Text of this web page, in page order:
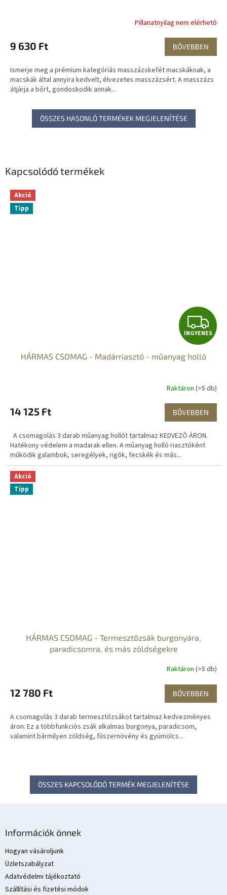
Kapcsolódó termékek
Akció
Tipp
I
N
Y
E
N
S
INGYENES
HÁRMAS CSOMAG - Madárriasztó - műanyag holló
Raktáron (>5 db)
14 125 Ft BŐVEBBEN
A csomagolás 3 darab műanyag hollót tartalmaz KEDVEZŐ ÁRON.
Hatékony védelem a madarak ellen. A műanyag holló riasztóként
működik galambok, seregélyek, rigók, fecskék és más...
Akció
Tipp
HÁRMAS CSOMAG - Termesztőzsák burgonyára,
paradicsomra, és más zöldségekre
Raktáron (>5 db)
12 780 Ft BŐVEBBEN
A csomagolás 3 darab termesztőzsákot tartalmaz kedvezményes
áron. Ez a többfunkciós zsák alkalmas burgonya, paradicsom,
valamint bármilyen zöldség, fűszernövény és gyümölcs...
ÖSSZES KAPCSOLÓDÓ TERMÉK MEGJELENÍTÉSE
Pillanatnyilag nem elérhető
9 630 Ft BŐVEBBEN
Ismerje meg a prémium kategóriás masszázskefét macskáknak, a
macskák által annyira kedvelt, élvezetes masszázsért. A masszázs
átjárja a bőrt, gondoskodik annak...
ÖSSZES HASONLÓ TERMÉKEK MEGJELENÍTÉSE
Információk önnek
Hogyan vásároljunk
Üzletszabályzat
Adatvédelmi tájékoztató
Szállítási és fizetési módok